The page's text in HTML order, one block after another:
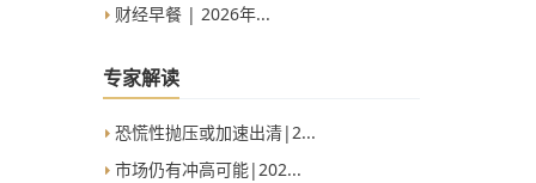
财经早餐 | 2026年...
专家解读
恐慌性抛压或加速出清|2...
市场仍有冲高可能|202...